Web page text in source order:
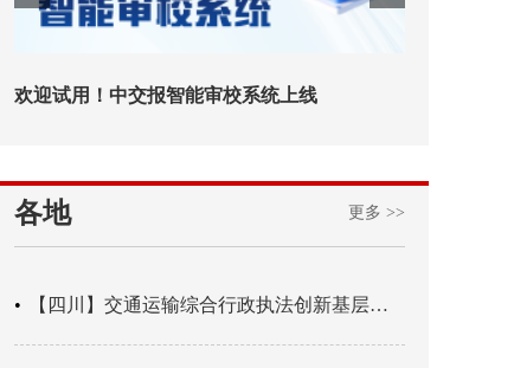
欢迎试用！中交报智能审校系统上线
各地 更多 >>
【四川】交通运输综合行政执法创新基层辖区治理“4+3” 新模式